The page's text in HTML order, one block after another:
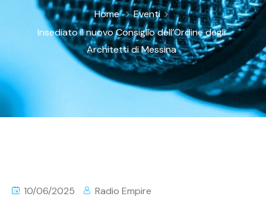
Home
Eventi
Insediato il nuovo Consiglio dell’Ordine degli
Architetti di Messina
10/06/2025 Radio Empire